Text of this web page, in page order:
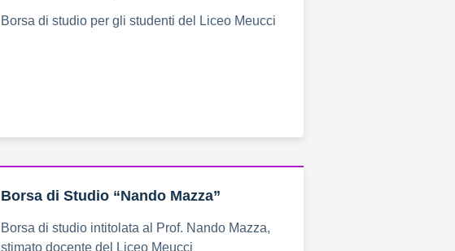
Borsa di studio per gli studenti del Liceo Meucci
Borsa di Studio “Nando Mazza”
Borsa di studio intitolata al Prof. Nando Mazza,
stimato docente del Liceo Meucci